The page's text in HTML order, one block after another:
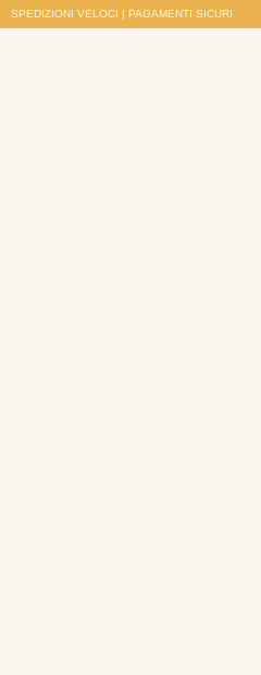
SPEDIZIONI VELOCI | PAGAMENTI SICURI